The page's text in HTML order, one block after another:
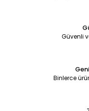
Güvenli
Binlerce